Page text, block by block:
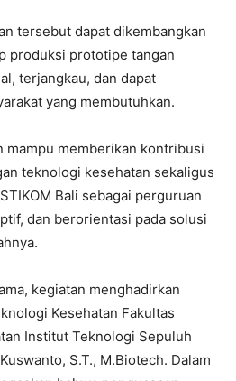
tersebut dapat dikembangkan
produksi prototipe tangan
terjangkau, dan dapat
yang membutuhkan.
mampu memberikan kontribusi
teknologi kesehatan sekaligus
Bali sebagai perguruan
dan berorientasi pada solusi
kegiatan menghadirkan
Kesehatan Fakultas
Institut Teknologi Sepuluh
S.T., M.Biotech. Dalam